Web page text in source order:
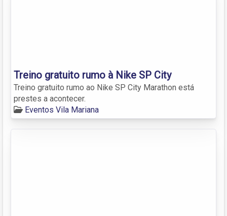
Treino gratuito rumo à Nike SP City
Treino gratuito rumo ao Nike SP City Marathon está
prestes a acontecer.
Eventos Vila Mariana